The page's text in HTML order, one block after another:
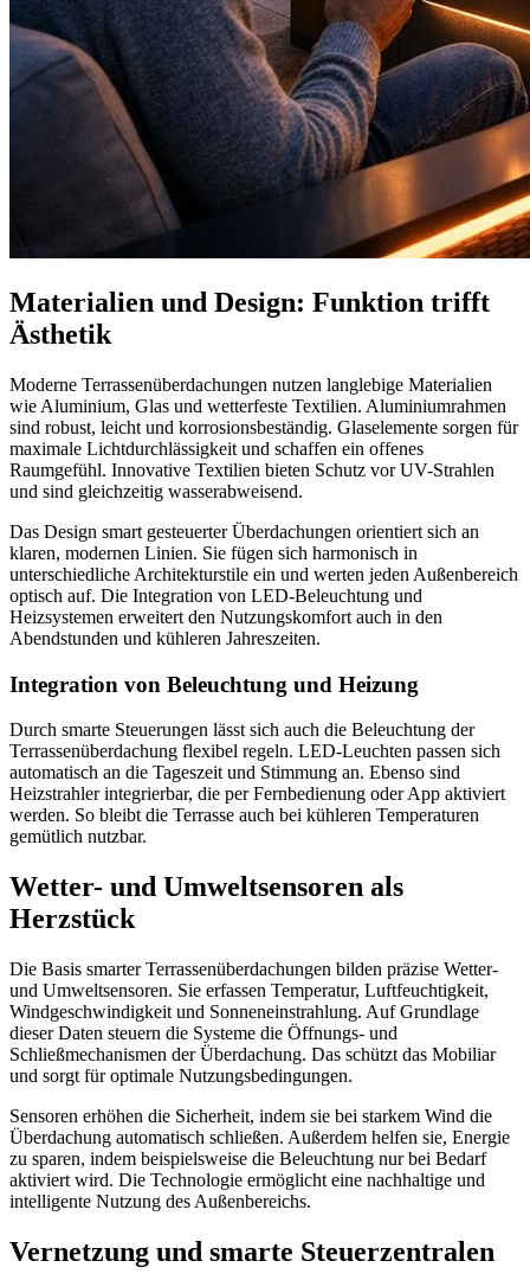
Materialien und Design: Funktion trifft
Ästhetik
Moderne Terrassenüberdachungen nutzen langlebige Materialien
wie Aluminium, Glas und wetterfeste Textilien. Aluminiumrahmen
sind robust, leicht und korrosionsbeständig. Glaselemente sorgen für
maximale Lichtdurchlässigkeit und schaffen ein offenes
Raumgefühl. Innovative Textilien bieten Schutz vor UV-Strahlen
und sind gleichzeitig wasserabweisend.
Das Design smart gesteuerter Überdachungen orientiert sich an
klaren, modernen Linien. Sie fügen sich harmonisch in
unterschiedliche Architekturstile ein und werten jeden Außenbereich
optisch auf. Die Integration von LED-Beleuchtung und
Heizsystemen erweitert den Nutzungskomfort auch in den
Abendstunden und kühleren Jahreszeiten.
Integration von Beleuchtung und Heizung
Durch smarte Steuerungen lässt sich auch die Beleuchtung der
Terrassenüberdachung flexibel regeln. LED-Leuchten passen sich
automatisch an die Tageszeit und Stimmung an. Ebenso sind
Heizstrahler integrierbar, die per Fernbedienung oder App aktiviert
werden. So bleibt die Terrasse auch bei kühleren Temperaturen
gemütlich nutzbar.
Wetter- und Umweltsensoren als
Herzstück
Die Basis smarter Terrassenüberdachungen bilden präzise Wetter-
und Umweltsensoren. Sie erfassen Temperatur, Luftfeuchtigkeit,
Windgeschwindigkeit und Sonneneinstrahlung. Auf Grundlage
dieser Daten steuern die Systeme die Öffnungs- und
Schließmechanismen der Überdachung. Das schützt das Mobiliar
und sorgt für optimale Nutzungsbedingungen.
Sensoren erhöhen die Sicherheit, indem sie bei starkem Wind die
Überdachung automatisch schließen. Außerdem helfen sie, Energie
zu sparen, indem beispielsweise die Beleuchtung nur bei Bedarf
aktiviert wird. Die Technologie ermöglicht eine nachhaltige und
intelligente Nutzung des Außenbereichs.
Vernetzung und smarte Steuerzentralen